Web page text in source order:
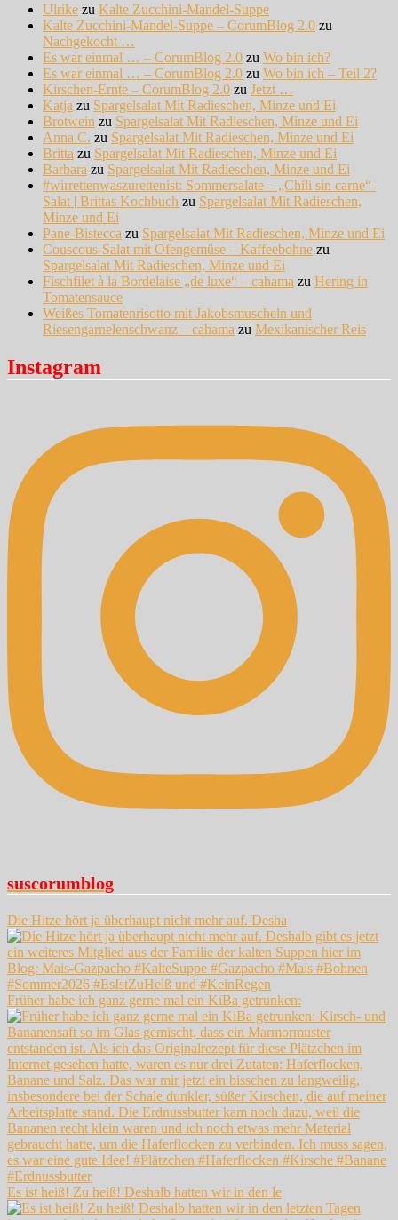
Ulrike zu Kalte Zucchini-Mandel-Suppe
Kalte Zucchini-Mandel-Suppe – CorumBlog 2.0 zu
Nachgekocht …
Es war einmal … – CorumBlog 2.0 zu Wo bin ich?
Es war einmal … – CorumBlog 2.0 zu Wo bin ich – Teil 2?
Kirschen-Ernte – CorumBlog 2.0 zu Jetzt …
Katja zu Spargelsalat Mit Radieschen, Minze und Ei
Brotwein zu Spargelsalat Mit Radieschen, Minze und Ei
Anna C. zu Spargelsalat Mit Radieschen, Minze und Ei
Britta zu Spargelsalat Mit Radieschen, Minze und Ei
Barbara zu Spargelsalat Mit Radieschen, Minze und Ei
#wirrettenwaszurettenist: Sommersalate – „Chili sin carne“-
Salat | Brittas Kochbuch zu Spargelsalat Mit Radieschen,
Minze und Ei
Pane-Bistecca zu Spargelsalat Mit Radieschen, Minze und Ei
Couscous-Salat mit Ofengemüse – Kaffeebohne zu
Spargelsalat Mit Radieschen, Minze und Ei
Fischfilet à la Bordelaise „de luxe“ – cahama zu Hering in
Tomatensauce
Weißes Tomatenrisotto mit Jakobsmuscheln und
Riesengarnelenschwanz – cahama zu Mexikanischer Reis
Instagram
suscorumblog
Die Hitze hört ja überhaupt nicht mehr auf. Desha
Früher habe ich ganz gerne mal ein KiBa getrunken:
Es ist heiß! Zu heiß! Deshalb hatten wir in den le